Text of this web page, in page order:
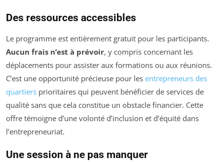
Des ressources accessibles
Le programme est entièrement gratuit pour les participants.
Aucun frais n’est à prévoir, y compris concernant les
déplacements pour assister aux formations ou aux réunions.
C’est une opportunité précieuse pour les entrepreneurs des
quartiers prioritaires qui peuvent bénéficier de services de
qualité sans que cela constitue un obstacle financier. Cette
offre témoigne d’une volonté d’inclusion et d’équité dans
l’entrepreneuriat.
Une session à ne pas manquer